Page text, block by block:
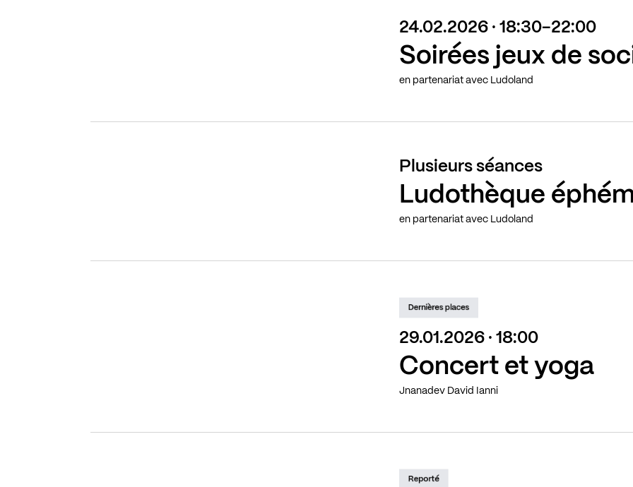
24.02.2026 · 18:30-22:00
Soirées jeux de
en partenariat avec Ludoland
Plusieurs séances
Ludothèque
en partenariat avec Ludoland
Dernières places
29.01.2026 · 18:00
Concert et yoga
Jnanadev David Ianni
Reporté